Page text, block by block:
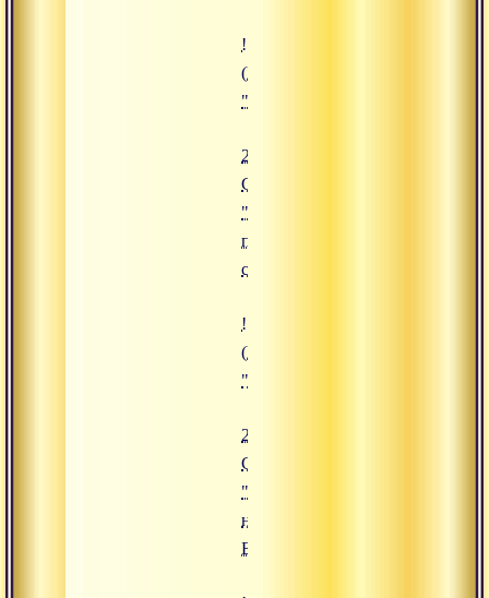
![27.08.2015 Сатсанг "Брать
(https://www.advayta.org/upload/
"27.08.2015 Сатсанг "Брать
27.08.2015
Сатсанг
"Брать
пример со
святых"
![25.08.2015 Сатсанг
(https://www.advayta.org/upload/
"25.08.2015 Сатсанг
25.08.2015
Сатсанг
"Нацеленность
на Высшее
Благо"